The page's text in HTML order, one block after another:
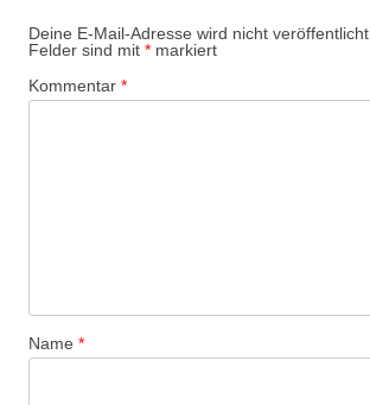
Deine E-Mail-Adresse wird nicht veröffentlicht.
Felder sind mit * markiert
Kommentar *
Name *